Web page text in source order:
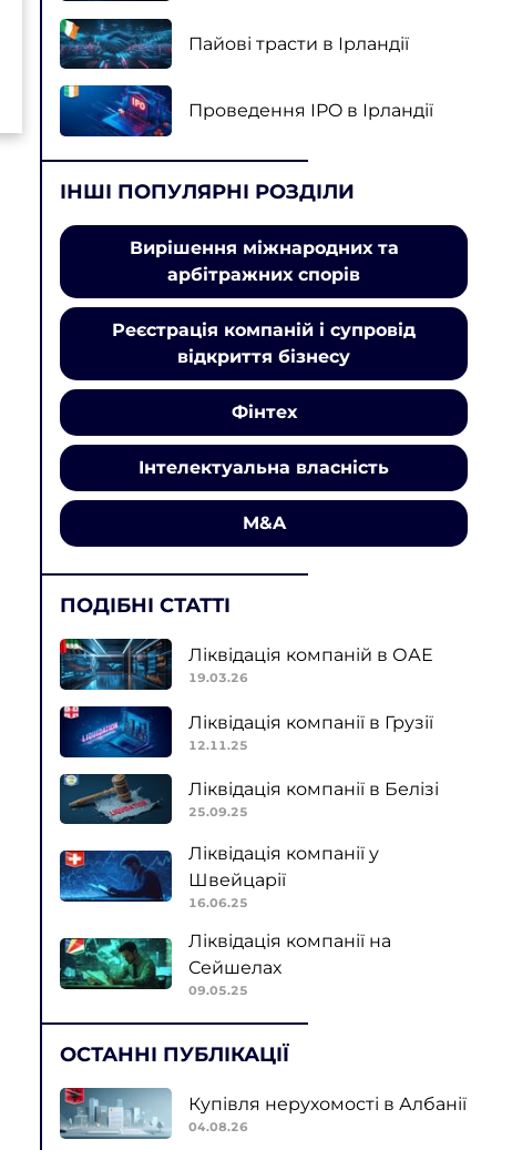
Пайові трасти в Ірландії
Проведення IPO в Ірландії
ІНШІ ПОПУЛЯРНІ РОЗДІЛИ
Вирішення міжнародних та
арбітражних спорів
Реєстрація компаній і супровід
відкриття бізнесу
Фінтех
Інтелектуальна власність
M&A
ПОДІБНІ СТАТТІ
Ліквідація компаній в ОАЕ
19.03.26
Ліквідація компанії в Грузії
12.11.25
Ліквідація компанії в Белізі
25.09.25
Ліквідація компанії у
Швейцарії
16.06.25
Ліквідація компанії на
Сейшелах
09.05.25
ОСТАННІ ПУБЛІКАЦІЇ
Купівля нерухомості в Албанії
04.08.26